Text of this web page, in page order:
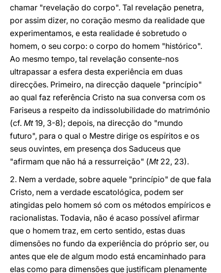
chamar "revelação do corpo". Tal revelação penetra,
por assim dizer, no coração mesmo da realidade que
experimentamos, e esta realidade é sobretudo o
homem, o seu corpo: o corpo do homem "histórico".
Ao mesmo tempo, tal revelação consente-nos
ultrapassar a esfera desta experiência em duas
direcções. Primeiro, na direcção daquele "princípio"
ao qual faz referência Cristo na sua conversa com os
Fariseus a respeito da indissolubilidade do matrimónio
(cf. Mt19, 3-8); depois, na direcção do "mundo
futuro", para o qual o Mestre dirige os espíritos e os
seus ouvintes, em presença dos Saduceus que
"afirmam que não há a ressurreição" (Mt22, 23).
2. Nem a verdade, sobre aquele "princípio" de que fala
Cristo, nem a verdade escatológica, podem ser
atingidas pelo homem só com os métodos empíricos e
racionalistas. Todavia, não é acaso possível afirmar
que o homem traz, em certo sentido, estas duas
dimensões no fundo da experiência do próprio ser, ou
antes que ele de algum modo está encaminhado para
elas como para dimensões que justificam plenamente